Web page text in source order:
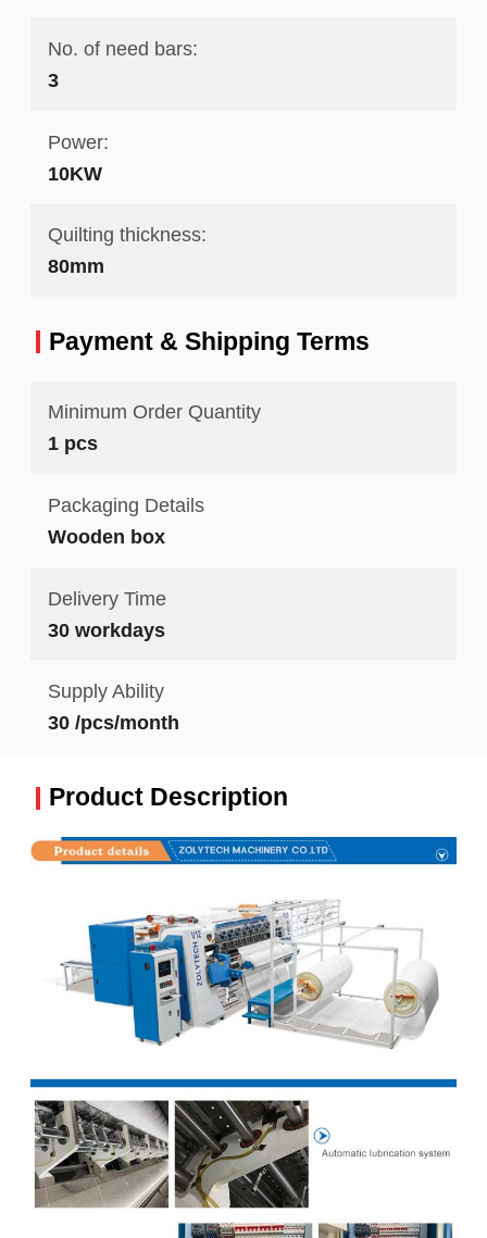
No. of need bars:
3
Power:
10KW
Quilting thickness:
80mm
Payment & Shipping Terms
Minimum Order Quantity
1 pcs
Packaging Details
Wooden box
Delivery Time
30 workdays
Supply Ability
30 /pcs/month
Product Description